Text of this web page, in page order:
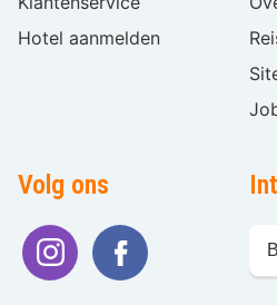
Hotel aanmelden
Volg ons